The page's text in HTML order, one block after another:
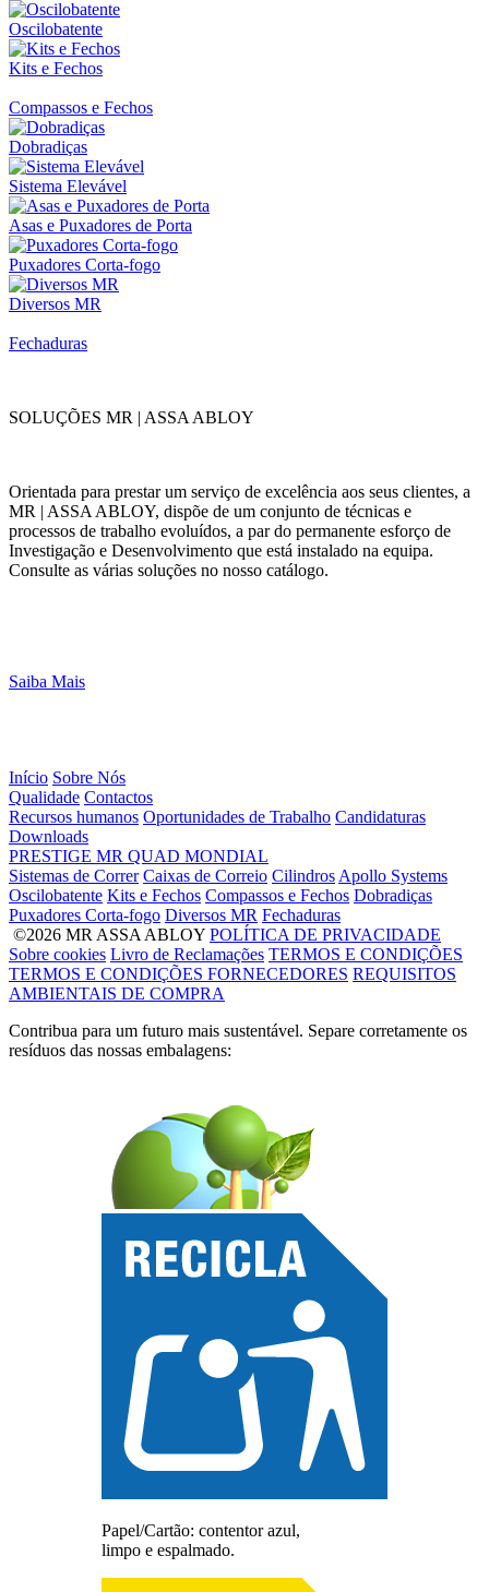
Oscilobatente
Kits e Fechos
Compassos e Fechos
Dobradiças
Sistema Elevável
Asas e Puxadores de Porta
Puxadores Corta-fogo
Diversos MR
Fechaduras
SOLUÇÕES MR | ASSA ABLOY
Orientada para prestar um serviço de excelência aos seus clientes, a
MR | ASSA ABLOY, dispõe de um conjunto de técnicas e
processos de trabalho evoluídos, a par do permanente esforço de
Investigação e Desenvolvimento que está instalado na equipa.
Consulte as várias soluções no nosso catálogo.
Saiba Mais
Início Sobre Nós
Qualidade Contactos
Recursos humanos Oportunidades de Trabalho Candidaturas
Downloads
PRESTIGE MR QUAD MONDIAL
Sistemas de Correr Caixas de Correio Cilindros Apollo Systems
Oscilobatente Kits e Fechos Compassos e Fechos Dobradiças
Puxadores Corta-fogo Diversos MR Fechaduras
©2026 MR ASSA ABLOY POLÍTICA DE PRIVACIDADE
Sobre cookies Livro de Reclamações TERMOS E CONDIÇÕES
TERMOS E CONDIÇÕES FORNECEDORES REQUISITOS
AMBIENTAIS DE COMPRA
Contribua para um futuro mais sustentável. Separe corretamente os
resíduos das nossas embalagens:
Papel/Cartão: contentor azul,
limpo e espalmado.